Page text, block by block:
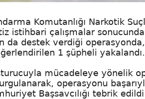
Komutanlığı Narkotik
istihbari çalışmalar
da destek verdiği
1 şüpheli yakalandı.
mücadeleye yönelik
operasyonu
Başsavcılığı tebrik